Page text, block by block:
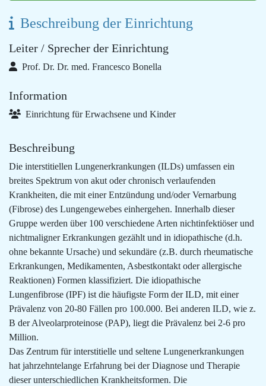
Beschreibung der Einrichtung
Leiter / Sprecher der Einrichtung
Prof. Dr. Dr. med. Francesco Bonella
Information
Einrichtung für Erwachsene und Kinder
Beschreibung
Die interstitiellen Lungenerkrankungen (ILDs) umfassen ein
breites Spektrum von akut oder chronisch verlaufenden
Krankheiten, die mit einer Entzündung und/oder Vernarbung
(Fibrose) des Lungengewebes einhergehen. Innerhalb dieser
Gruppe werden über 100 verschiedene Arten nichtinfektiöser und
nichtmaligner Erkrankungen gezählt und in idiopathische (d.h.
ohne bekannte Ursache) und sekundäre (z.B. durch rheumatische
Erkrankungen, Medikamenten, Asbestkontakt oder allergische
Reaktionen) Formen klassifiziert. Die idiopathische
Lungenfibrose (IPF) ist die häufigste Form der ILD, mit einer
Prävalenz von 20-80 Fällen pro 100.000. Bei anderen ILD, wie z.
B der Alveolarproteinose (PAP), liegt die Prävalenz bei 2-6 pro
Million.
Das Zentrum für interstitielle und seltene Lungenerkrankungen
hat jahrzehntelange Erfahrung bei der Diagnose und Therapie
dieser unterschiedlichen Krankheitsformen. Die